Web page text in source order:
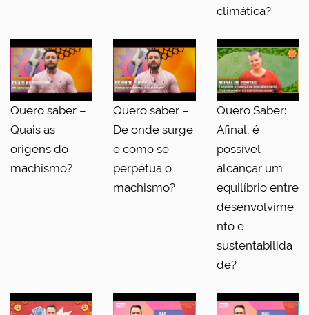
climática?
Quero saber –
Quais as
origens do
machismo?
Quero saber –
De onde surge
e como se
perpetua o
machismo?
Quero Saber:
Afinal, é
possível
alcançar um
equilíbrio entre
desenvolvime
nto e
sustentabilida
de?